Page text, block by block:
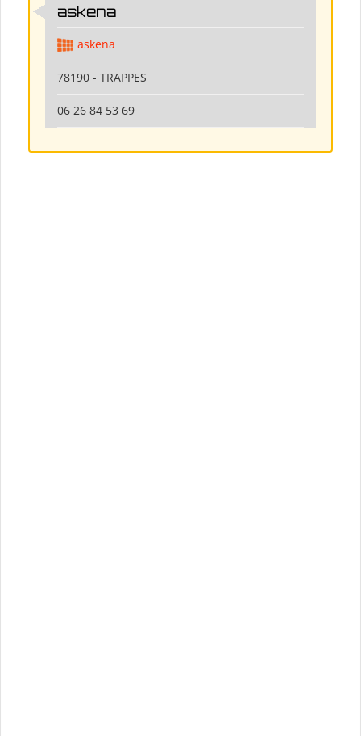
askena
askena
78190 - TRAPPES
06 26 84 53 69